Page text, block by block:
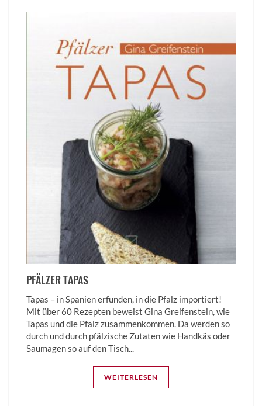
PFÄLZER TAPAS
Tapas – in Spanien erfunden, in die Pfalz importiert!
Mit über 60 Rezepten beweist Gina Greifenstein, wie
Tapas und die Pfalz zusammenkommen. Da werden so
durch und durch pfälzische Zutaten wie Handkäs oder
Saumagen so auf den Tisch...
WEITERLESEN